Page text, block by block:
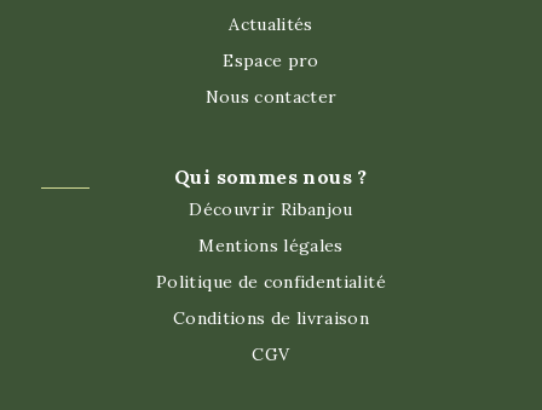
Actualités
Espace pro
Nous contacter
Qui sommes nous ?
Découvrir Ribanjou
Mentions légales
Politique de confidentialité
Conditions de livraison
CGV